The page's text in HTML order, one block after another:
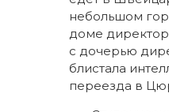
небольшом
доме
с дочерью
блистала
переезда в